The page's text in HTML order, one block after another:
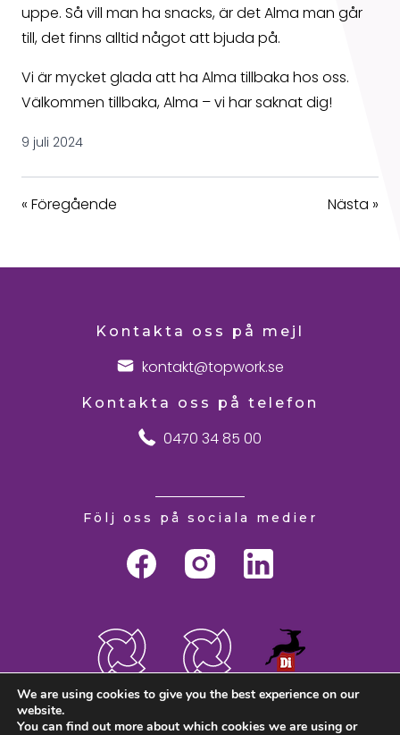
uppe. Så vill man ha snacks, är det Alma man går
till, det finns alltid något att bjuda på.
Vi är mycket glada att ha Alma tillbaka hos oss.
Välkommen tillbaka, Alma – vi har saknat dig!
9 juli 2024
« Föregående Nästa »
Kontakta oss på mejl
kontakt@topwork.se
Kontakta oss på telefon
0470 34 85 00
Följ oss på sociala medier
We are using cookies to give you the best experience on our
website.
You can find out more about which cookies we are using or